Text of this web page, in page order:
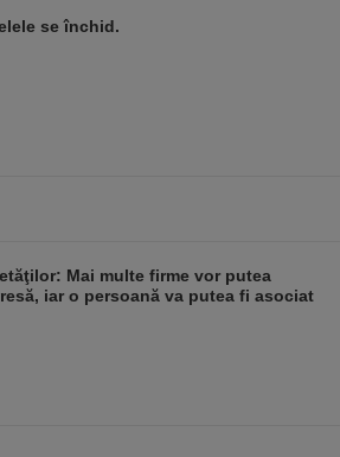
se închid.
Mai multe firme vor putea
iar o persoană va putea fi asociat